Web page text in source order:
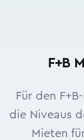
F+B
Für den
die Niveaus
Mieten